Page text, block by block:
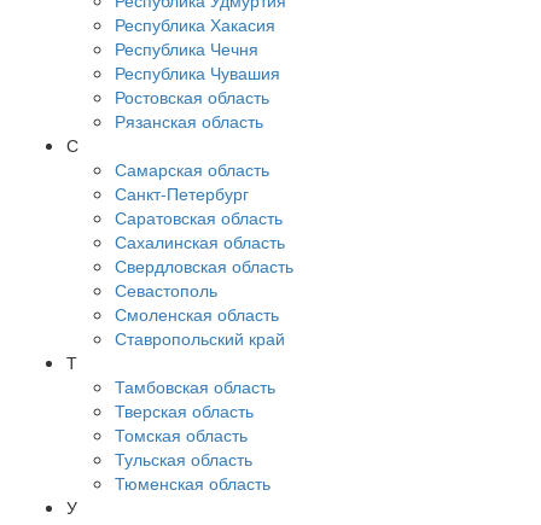
Республика Хакасия
Республика Чечня
Республика Чувашия
Ростовская область
Рязанская область
С
Самарская область
Санкт-Петербург
Саратовская область
Сахалинская область
Свердловская область
Севастополь
Смоленская область
Ставропольский край
Т
Тамбовская область
Тверская область
Томская область
Тульская область
Тюменская область
У